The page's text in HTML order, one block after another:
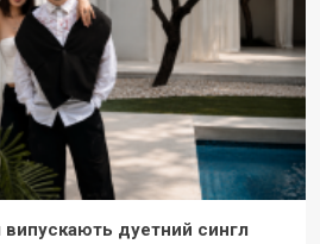
випускають дуетний сингл